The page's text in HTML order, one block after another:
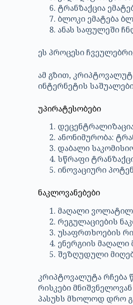
ტრანზაქცია
ბლოკი ემატება
ანას საფულეში
ეს პროცესი
ამ გზით,
ინტერნეტის
უპირატესობები
ანონიმურობა:
დაბალი
სწრაფი
ინოვაციური
ნაკლოვანებები
მაღალი
რეგულაციების
უსაფრთხოების
ენერგიის მაღალი
შეზღუდული
კრიპტოვალუტა რჩება
რისკები
პასუხს მხოლოდ დრო